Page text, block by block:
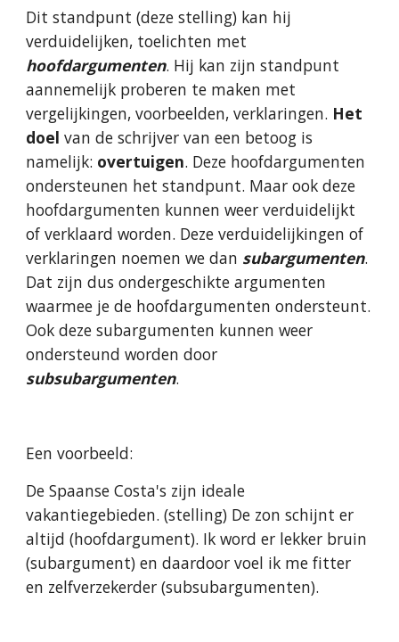
Dit standpunt (deze stelling) kan hij
hoofdargumenten. Hij kan zijn standpunt
aannemelijk proberen te maken met
vergelijkingen, voorbeelden, verklaringen. Het
doel van de schrijver van een betoog is
namelijk: overtuigen. Deze hoofdargumenten
ondersteunen het standpunt. Maar ook deze
hoofdargumenten kunnen weer verduidelijkt
of verklaard worden. Deze verduidelijkingen of
verklaringen noemen we dan subargumenten.
Dat zijn dus ondergeschikte argumenten
waarmee je de hoofdargumenten ondersteunt.
Ook deze subargumenten kunnen weer
subsubargumenten.
Een voorbeeld:
De Spaanse Costa's zijn ideale
vakantiegebieden. (stelling) De zon schijnt er
altijd (hoofdargument). Ik word er lekker bruin
(subargument) en daardoor voel ik me fitter
en zelfverzekerder (subsubargumenten).